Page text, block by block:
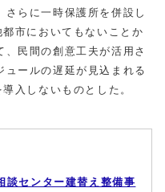
らに一時保護所を併設し
市においてもないことか
民間の創意工夫が活用さ
ールの遅延が見込まれる
入しないものとした。
談センター建替え整備事